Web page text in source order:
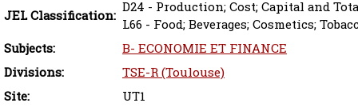
JEL Classification:
D24 - Production; Cost; Capital and
L66 - Food; Beverages; Cosmetics;
Subjects:
B- ECONOMIE ET FINANCE
Divisions:
TSE-R (Toulouse)
Site:
UT1